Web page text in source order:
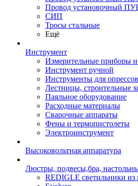
Провод установочный
СИП
Тросы стальные
Ещё
Инструмент
Измерительные приборы и
Инструмент ручной
Инструменты для
Лестницы, строительные
Паяльное оборудование
Расходные материалы
Сварочные аппараты
Фены и термопистолеты
Электроинструмент
Высоковольтная аппаратура
Люстры, подвесы,бра,
REDIGLE светильники из